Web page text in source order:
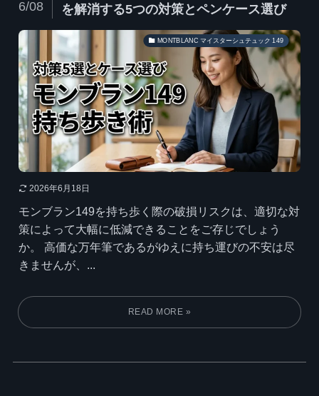
を解消する5つの対策とペンケース選び
6/08
MONTBLANC マイスターシュテュック 149
2026年6月18日
モンブラン149を持ち歩く際の破損リスクは、適切な対
策によって大幅に低減できることをご存じでしょう
か。 高価な万年筆であるがゆえに持ち運びの不安は尽
きませんが、...